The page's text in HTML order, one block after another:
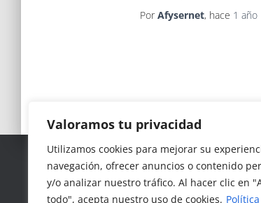
Valoramos tu privacidad
Utilizamos cookies para mejorar su
navegación, ofrecer anuncios o contenido
y/o analizar nuestro tráfico. Al hacer clic en
todo", acepta nuestro uso de cookies.
PorAfysernet, hace 1 año
9,3
provided by 4.8